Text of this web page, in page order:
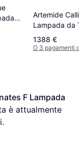
Artemide
Lampada da
200cm
1388 €
O 3 pagamenti
F Lampada
è attualmente